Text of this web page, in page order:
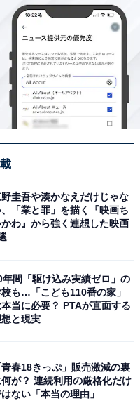
ダイムシフトが訪れ
はと言えば、個別商店
に、一か所であらゆる
の高い商品が手に入る
確立し集客をはかると
ル期には、右肩上がり
えられ栄華を極めまし
販売の百貨店ビジネス
には大統合によるリス
統合が相次いだ業界に
再び大きなパラダイム
、です。実は00年代半
続きませんでした。そ
いう「神風」が吹いた
中国人をはじめとして
百貨店にとっては第二
圭吾や湊かなえだけじゃな
、「業と罪」を描く『映画ち
かわ』から強く連想した映画
年間「駆け込み実績ゼロ」の
も…「こども110番の家」
本当に必要？ PTAが直面する
と現実
青春18きっぷ」販売激減の裏
何が？ 連続利用の厳格化だけ
ない「本当の理由」